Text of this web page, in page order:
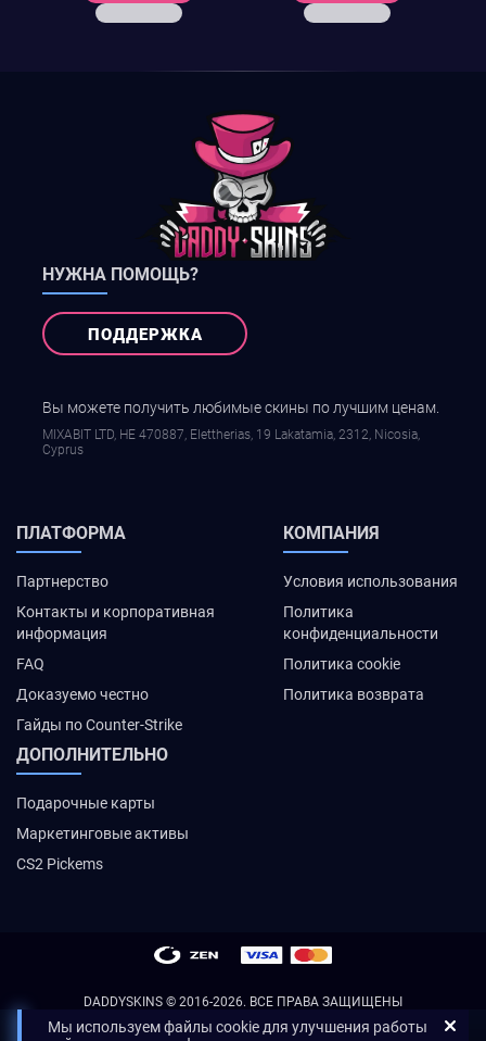
НУЖНА ПОМОЩЬ?
ПОДДЕРЖКА
Вы можете получить любимые скины по лучшим ценам.
MIXABIT LTD, ΗΕ 470887, Elettherias, 19 Lakatamia, 2312, Nicosia,
Cyprus
ПЛАТФОРМА
Партнерство
Контакты и корпоративная
информация
FAQ
Доказуемо честно
Гайды по Counter-Strike
КОМПАНИЯ
Условия использования
Политика
конфиденциальности
Политика cookie
Политика возврата
ДОПОЛНИТЕЛЬНО
Подарочные карты
Маркетинговые активы
CS2 Pickems
DADDYSKINS © 2016-2026. ВСЕ ПРАВА ЗАЩИЩЕНЫ
Мы используем файлы cookie для улучшения работы